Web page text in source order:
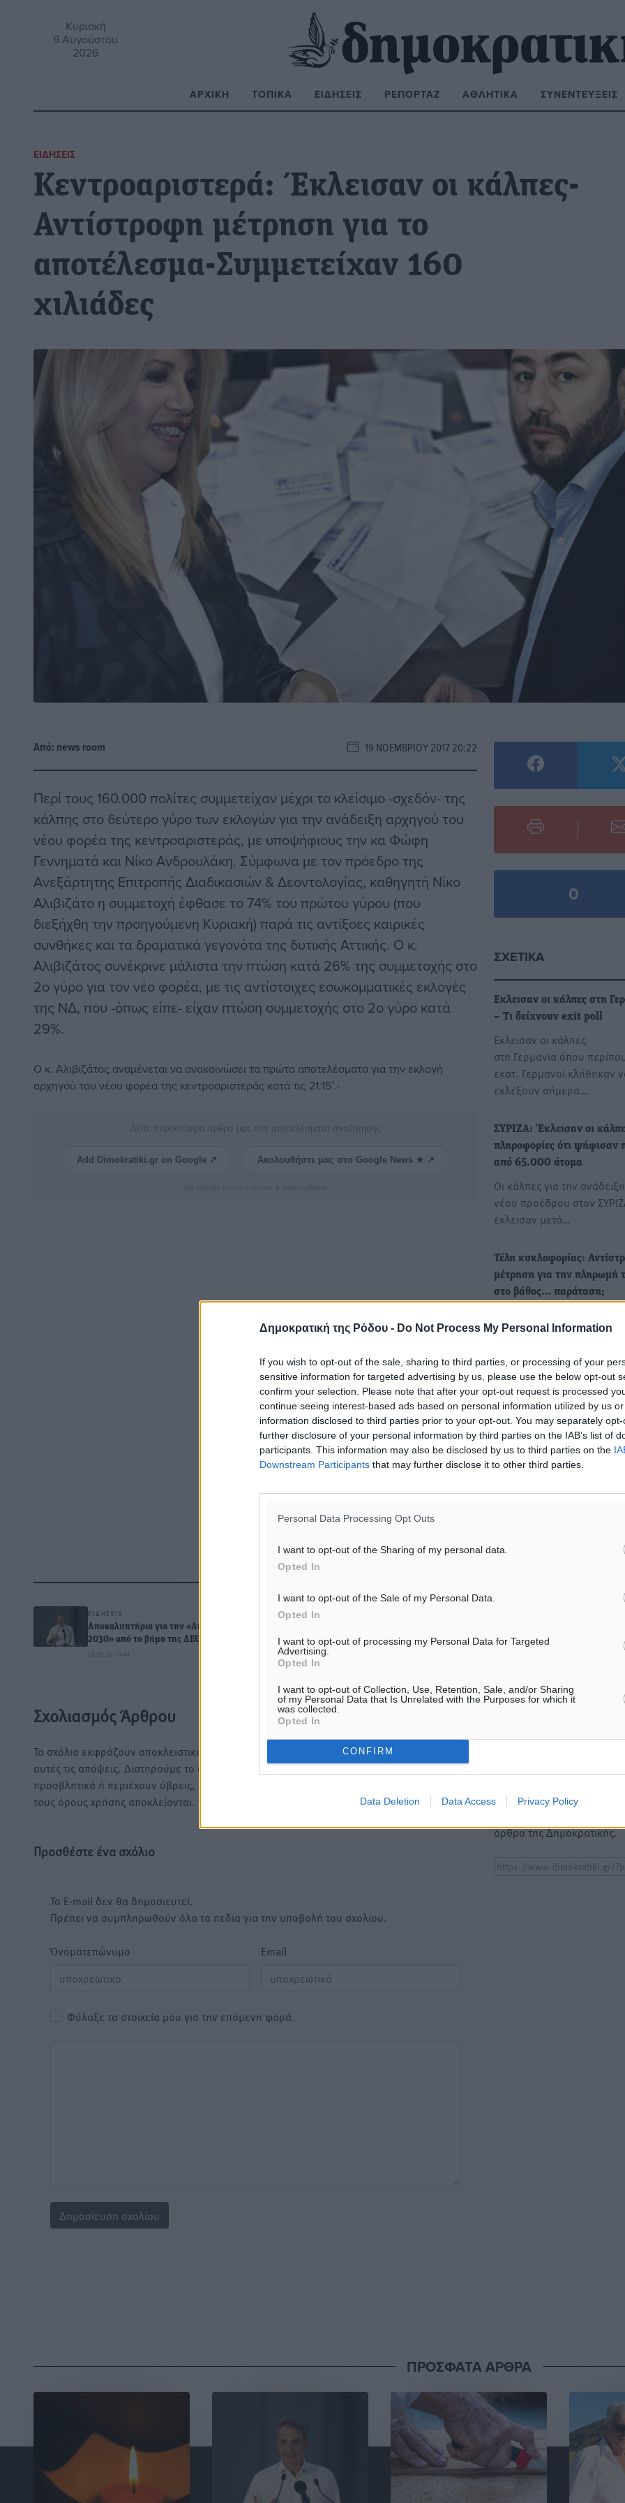
Δημοκρατική της Ρόδου - Do Not Process My Personal Information
If you wish to opt-out of the sale, sharing to third parties, or processing of your
sensitive information for targeted advertising by us, please use the below opt-out
confirm your selection. Please note that after your opt-out request is processed
continue seeing interest-based ads based on personal information utilized by us
information disclosed to third parties prior to your opt-out. You may separately
further disclosure of your personal information by third parties on the IAB’s list of
participants. This information may also be disclosed by us to third parties on the
Downstream Participants that may further disclose it to other third parties.
Personal Data Processing Opt Outs
I want to opt-out of the Sharing of my personal data.
Opted In
I want to opt-out of the Sale of my Personal Data.
Opted In
I want to opt-out of processing my Personal Data for Targeted
Advertising.
Opted In
I want to opt-out of Collection, Use, Retention, Sale, and/or Sharing
of my Personal Data that Is Unrelated with the Purposes for which it
was collected.
Opted In
CONFIRM
Data Deletion Data Access Privacy Policy
Κυριακή
9 Αυγούστου
2026
ΑΡΧΙΚΉ ΤΟΠΙΚΆ ΕΙΔΉΣΕΙΣ ΡΕΠΟΡΤΆΖ ΑΘΛΗΤΙΚΆ ΣΥΝΕΝΤΕΎΞΕΙΣ
ΕΙΔΉΣΕΙΣ
Κεντροαριστερά: Έκλεισαν οι κάλπες-
Αντίστροφη μέτρηση για το
αποτέλεσμα-Συμμετείχαν 160
χιλιάδες
Από: news room 19 ΝΟΕΜΒΡΊΟΥ 2017 20:22
Περί τους 160.000 πολίτες συμμετείχαν μέχρι το κλείσιμο -σχεδόν- της
κάλπης στο δεύτερο γύρο των εκλογών για την ανάδειξη αρχηγού του
νέου φορέα της κεντροαριστεράς, με υποψήφιους την κα Φώφη
Γεννηματά και Νίκο Ανδρουλάκη. Σύμφωνα με τον πρόεδρο της
Ανεξάρτητης Επιτροπής Διαδικασιών & Δεοντολογίας, καθηγητή Νίκο
Αλιβιζάτο η συμμετοχή έφθασε το 74% του πρώτου γύρου (που
διεξήχθη την προηγούμενη Κυριακή) παρά τις αντίξοες καιρικές
συνθήκες και τα δραματικά γεγονότα της δυτικής Αττικής. Ο κ.
Αλιβιζάτος συνέκρινε μάλιστα την πτώση κατά 26% της συμμετοχής στο
2ο γύρο για τον νέο φορέα, με τις αντίστοιχες εσωκομματικές εκλογές
της ΝΔ, που -όπως είπε- είχαν πτώση συμμετοχής στο 2ο γύρο κατά
29%.
Ο κ. Αλιβιζάτος αναμένεται να ανακοινώσει τα πρώτα αποτελέσματα για την εκλογή
αρχηγού του νέου φορέα της κεντροαριστεράς κατά τις 21:15′.-
Δείτε περισσότερα άρθρα μας στα αποτελέσματα αναζήτησης
Add Dimokratiki.gr on Google ↗ Ακολουθήστε μας στο Google News ★ ↗
0
ΣΧΕΤΙΚΆ
Εκλεισαν οι κάλπες στη
– Τι δείχνουν exit poll
Εκλεισαν οι κάλπες
στη Γερμανία όπου
εκατ. Γερμανοί κλήθηκαν
εκλέξουν σήμερα…
ΣΥΡΙΖΑ: Έκλεισαν οι
πληροφορίες ότι ψήφισαν
από 65.000 άτομα
Οι κάλπες για την
νέου προέδρου στον
έκλεισαν μετά…
Τέλη κυκλοφορίας:
μέτρηση για την πληρωμή
στο βάθος… παράταση;
ιδιοκτήτες ΙΧ θα κληθούν
πάρα πολλές περιπτώσεις
Πανελλαδικές Εξετάσεις -
Αντίστροφη μέτρηση για
υποβολή Μηχανογραφικού
βάσεις εισαγωγής
Ιουλίου 2026, θα είναι
ΕΙΔΉΣΕΙΣ
Αποκαλυπτήρια για την «Ατζέντα
2030» από το βήμα της ΔΕΘ
09.08.26 · 13:44
ΕΙΔΉΣΕΙΣ
περιθώριο εφησυχασμού» – Σε
πλήρη ετοιμότητα ο μηχανισμός
09.08.26 · 11:12
στον αέρα» τους
Σχολιασμός Άρθρου
Τα σχόλια εκφράζουν αποκλειστικά τον εκάστοτε σχολιαστή. Η Δημοκρατική δεν υιοθετεί
αυτές τις απόψεις. Διατηρούμε το δικαίωμα να διαγράψουμε όποια σχόλια θεωρούμε
προσβλητικά ή περιέχουν ύβρεις, χωρίς καμμία προειδοποίηση. Χρήστες που δεν τηρούν
τους όρους χρήσης αποκλείονται.
Προσθέστε ένα σχόλιο
Το E-mail δεν θα δημοσιευτεί.
Πρέπει να συμπληρωθούν όλα τα πεδία για την υποβολή του σχολίου.
Όνοματεπώνυμο Email
Φύλαξε τα στοιχεία μου για την επόμενη φορά.
παρακάτω παρεχόμενου
άρθρο της Δημοκρατικής.
ΠΡΟΣΦΑΤΑ ΑΡΘΡΑ